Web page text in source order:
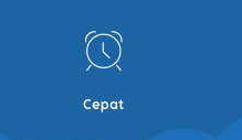
Cepat